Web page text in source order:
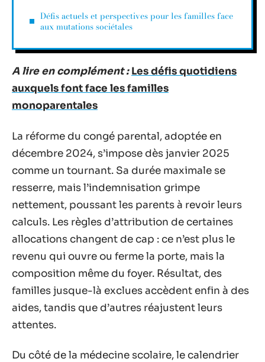
Défis actuels et perspectives pour les familles face
aux mutations sociétales
A lire en complément : Les défis quotidiens
auxquels font face les familles
monoparentales
La réforme du congé parental, adoptée en
décembre 2024, s’impose dès janvier 2025
comme un tournant. Sa durée maximale se
resserre, mais l’indemnisation grimpe
nettement, poussant les parents à revoir leurs
calculs. Les règles d’attribution de certaines
allocations changent de cap : ce n’est plus le
revenu qui ouvre ou ferme la porte, mais la
composition même du foyer. Résultat, des
familles jusque-là exclues accèdent enfin à des
aides, tandis que d’autres réajustent leurs
attentes.
Du côté de la médecine scolaire, le calendrier